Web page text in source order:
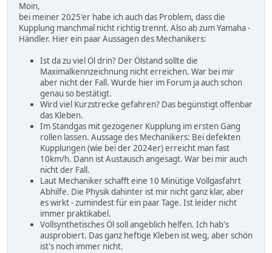
Moin,
bei meiner 2025'er habe ich auch das Problem, dass die
Kupplung manchmal nicht richtig trennt. Also ab zum Yamaha -
Händler. Hier ein paar Aussagen des Mechanikers:
Ist da zu viel Öl drin? Der Ölstand sollte die
Maximalkennzeichnung nicht erreichen. War bei mir
aber nicht der Fall. Wurde hier im Forum ja auch schon
genau so bestätigt.
Wird viel Kurzstrecke gefahren? Das begünstigt offenbar
das Kleben.
Im Standgas mit gezogener Kupplung im ersten Gang
rollen lassen. Aussage des Mechanikers: Bei defekten
Kupplungen (wie bei der 2024er) erreicht man fast
10km/h. Dann ist Austausch angesagt. War bei mir auch
nicht der Fall.
Laut Mechaniker schafft eine 10 Minütige Vollgasfahrt
Abhilfe. Die Physik dahinter ist mir nicht ganz klar, aber
es wirkt - zumindest für ein paar Tage. Ist leider nicht
immer praktikabel.
Vollsynthetisches Öl soll angeblich helfen. Ich hab's
ausprobiert. Das ganz heftige Kleben ist weg, aber schön
ist's noch immer nicht.